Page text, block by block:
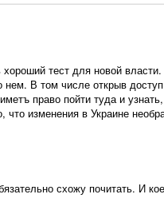
хороший тест для новой
В том числе открыв
право пойти туда и
что изменения в Украине
схожу почитать. И